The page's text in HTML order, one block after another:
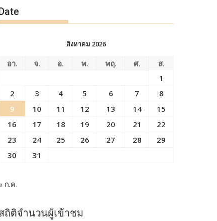
สิงหาคม 2026
อา. จ. อ. พ. พฤ. ศ.
ส.
1
2
3 4 5 6 7
8
9
10 11 12 13 14
15
16
17 18 19 20 21
22
23
24 25 26 27 28
29
30
31
ก.ค.
ถิติจำนวนผู้เข้าชม